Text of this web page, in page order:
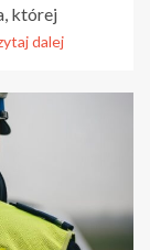
której
dalej